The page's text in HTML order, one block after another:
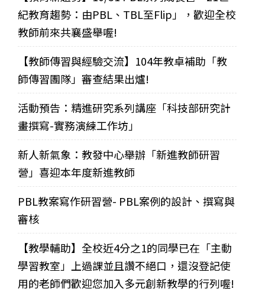
紀教育趨勢：由PBL、TBL至Flip」，歡迎全校
教師前來共襄盛舉喔!
【教師傳習與經驗交流】104年教卓補助「教
師傳習團隊」審查結果出爐!
活動預告：精進研究系列講座「科技部研究計
畫撰寫-實務演練工作坊」
新人新氣象：教發中心舉辦「新進教師研習
營」喜迎本年度新進教師
PBL教案寫作研習營- PBL案例的設計、撰寫與
審核
【教學輔助】全校近4分之1的同學已在「主動
學習教室」上過課並且讚不絕口，還沒登記使
用的老師們歡迎您加入多元創新教學的行列喔!